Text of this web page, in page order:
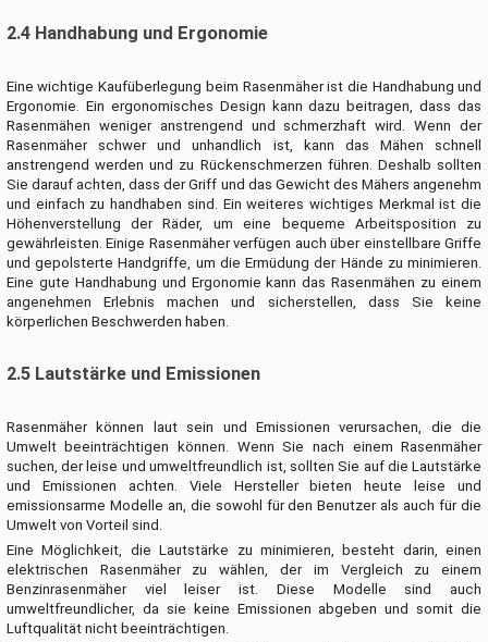
2.4 Handhabung und Ergonomie
Eine wichtige Kaufüberlegung beim Rasenmäher ist die Handhabung und
Ergonomie. Ein ergonomisches Design kann dazu beitragen, dass das
Rasenmähen weniger anstrengend und schmerzhaft wird. Wenn der
Rasenmäher schwer und unhandlich ist, kann das Mähen schnell
anstrengend werden und zu Rückenschmerzen führen. Deshalb sollten
Sie darauf achten, dass der Griff und das Gewicht des Mähers angenehm
und einfach zu handhaben sind. Ein weiteres wichtiges Merkmal ist die
Höhenverstellung der Räder, um eine bequeme Arbeitsposition zu
gewährleisten. Einige Rasenmäher verfügen auch über einstellbare Griffe
und gepolsterte Handgriffe, um die Ermüdung der Hände zu minimieren.
Eine gute Handhabung und Ergonomie kann das Rasenmähen zu einem
angenehmen Erlebnis machen und sicherstellen, dass Sie keine
körperlichen Beschwerden haben.
2.5 Lautstärke und Emissionen
Rasenmäher können laut sein und Emissionen verursachen, die die
Umwelt beeinträchtigen können. Wenn Sie nach einem Rasenmäher
suchen, der leise und umweltfreundlich ist, sollten Sie auf die Lautstärke
und Emissionen achten. Viele Hersteller bieten heute leise und
emissionsarme Modelle an, die sowohl für den Benutzer als auch für die
Umwelt von Vorteil sind.
Eine Möglichkeit, die Lautstärke zu minimieren, besteht darin, einen
elektrischen Rasenmäher zu wählen, der im Vergleich zu einem
Benzinrasenmäher viel leiser ist. Diese Modelle sind auch
umweltfreundlicher, da sie keine Emissionen abgeben und somit die
Luftqualität nicht beeinträchtigen.